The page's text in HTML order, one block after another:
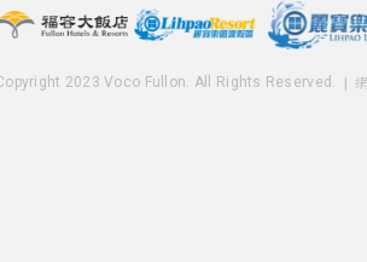
2023 Voco Fullon. All Rights Reserved.